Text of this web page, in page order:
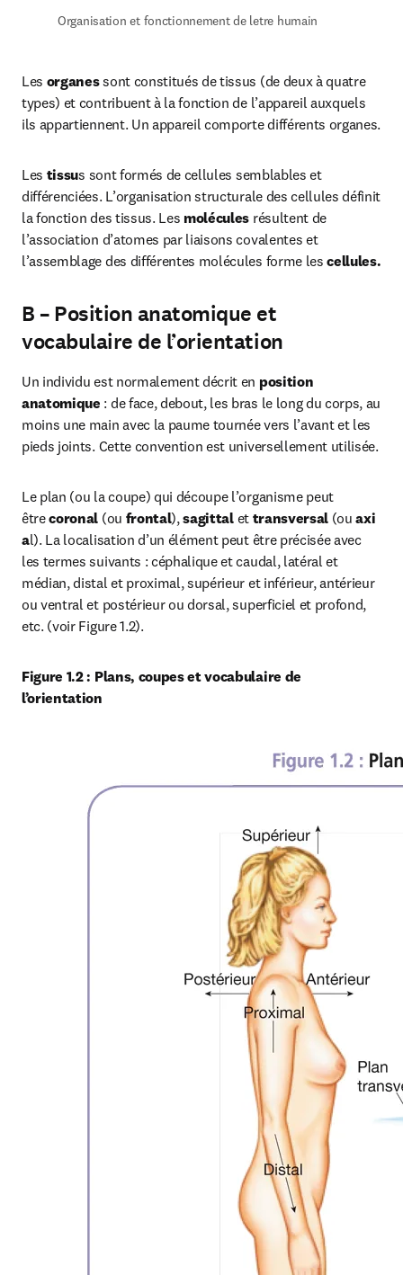
Organisation et fonctionnement de letre humain
Les organes sont constitués de tissus (de deux à quatre
types) et contribuent à la fonction de l’appareil auxquels
ils appartiennent. Un appareil comporte différents organes.
Les tissus sont formés de cellules semblables et
différenciées. L’organisation structurale des cellules définit
la fonction des tissus. Les molécules résultent de
l’association d’atomes par liaisons covalentes et
l’assemblage des différentes molécules forme les cellules.
B – Position anatomique et
vocabulaire de l’orientation
Un individu est normalement décrit en position
anatomique : de face, debout, les bras le long du corps, au
moins une main avec la paume tournée vers l’avant et les
pieds joints. Cette convention est universellement utilisée.
Le plan (ou la coupe) qui découpe l’organisme peut
être coronal (ou frontal), sagittal et transversal (ou axi
al). La localisation d’un élément peut être précisée avec
les termes suivants : céphalique et caudal, latéral et
médian, distal et proximal, supérieur et inférieur, antérieur
ou ventral et postérieur ou dorsal, superficiel et profond,
etc. (voir Figure 1.2).
Figure 1.2 : Plans, coupes et vocabulaire de
l’orientation